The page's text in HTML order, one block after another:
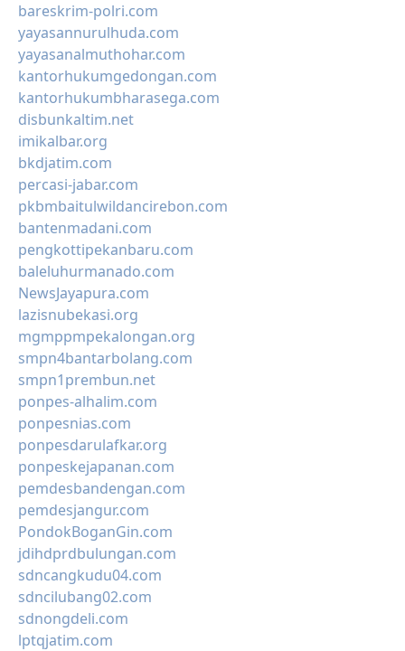
bareskrim-polri.com
yayasannurulhuda.com
yayasanalmuthohar.com
kantorhukumgedongan.com
kantorhukumbharasega.com
disbunkaltim.net
imikalbar.org
bkdjatim.com
percasi-jabar.com
pkbmbaitulwildancirebon.com
bantenmadani.com
pengkottipekanbaru.com
baleluhurmanado.com
NewsJayapura.com
lazisnubekasi.org
mgmppmpekalongan.org
smpn4bantarbolang.com
smpn1prembun.net
ponpes-alhalim.com
ponpesnias.com
ponpesdarulafkar.org
ponpeskejapanan.com
pemdesbandengan.com
pemdesjangur.com
PondokBoganGin.com
jdihdprdbulungan.com
sdncangkudu04.com
sdncilubang02.com
sdnongdeli.com
lptqjatim.com